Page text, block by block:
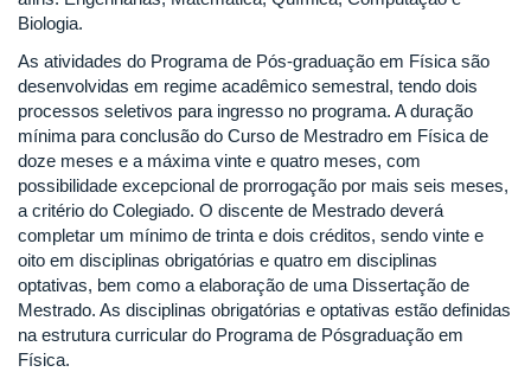
Biologia.
As atividades do Programa de Pós-graduação em Física são
desenvolvidas em regime acadêmico semestral, tendo dois
processos seletivos para ingresso no programa. A duração
mínima para conclusão do Curso de Mestradro em Física de
doze meses e a máxima vinte e quatro meses, com
possibilidade excepcional de prorrogação por mais seis meses,
a critério do Colegiado. O discente de Mestrado deverá
completar um mínimo de trinta e dois créditos, sendo vinte e
oito em disciplinas obrigatórias e quatro em disciplinas
optativas, bem como a elaboração de uma Dissertação de
Mestrado. As disciplinas obrigatórias e optativas estão definidas
na estrutura curricular do Programa de Pósgraduação em
Física.